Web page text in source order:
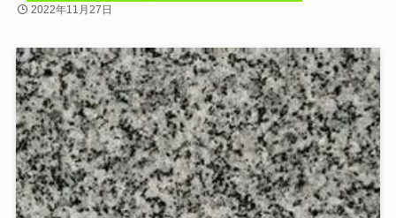
2022年11月27日